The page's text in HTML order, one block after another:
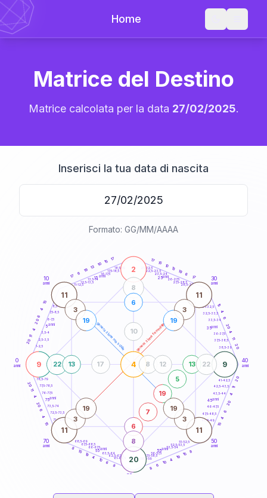
Home
Matrice del Destino
Matrice calcolata per la data 27/02/2025.
Inserisci la tua data di nascita
Formato: GG/MM/AAAA
generazione maschile generazione femminile
0
anni
10
anni
30
anni
40
anni
50
anni
60
70
anni
1-2,5
2,5-3,5
3,5-4
6-7,5
7,5-8,5
8,5-9
11-12,5
12,5-13,5
13,5-14
16-17,5
17,5-18,5
18,5-19
21-22,5
22,5-23,5
23,5-24
26-27,5
27,5-28,5
28,5-29
31-32,5
32,5-33,5
33,5-34
36-37,5
37,5-38,5
38,5-39
41-42,5
42,5-43,5
43,5-44
46-47,5
47,5-48,5
48,5-49
51-52,5
52,5-53,5
53,5-54
56-57,5
57,5-58,5
58,5-59
61-62,5
62,5-63,5
63,5-64
66-67,5
67,5-68,5
68,5-69
71-72,5
72,5-73,5
73,5-74
76-77,5
77,5-78,5
78,5-79
20
11
4
20
6
4
15
17
6
19
13
10
15
17 17
15
10
13
19 6
17
15
4
6
20
4
11
20
20
11
4
20
6
4
15
8
15
19
4
10
6
8
8
6
10
4
19
15
8
15
4
6
20
4
11
20
9
2
9
20
4
11 11
11 11
6
7
19
5
13
22
8
22
8
13
6
8 12
17
10
3
19
3
19
3
19
3
19
5anni
15 anni 25anni
35anni
45anni
55anni
65anni
75anni